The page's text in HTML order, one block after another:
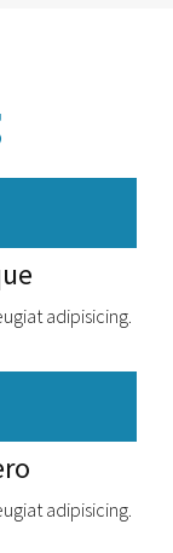
euismod
adipisicing.
adipisicing.